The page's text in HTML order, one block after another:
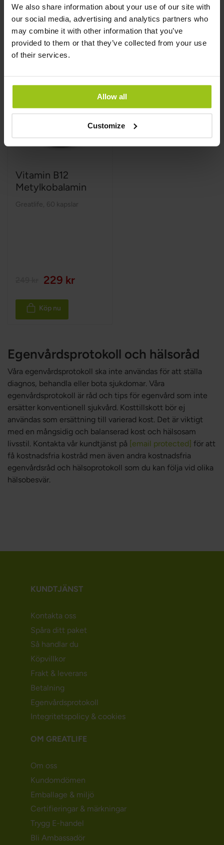
We also share information about your use of our site with
our social media, advertising and analytics partners who
may combine it with other information that you’ve
provided to them or that they’ve collected from your use
of their services.
Allow all
Customize
Köp nu Köp nu
Vitamin B12
Metylkobalamin
Greatlife 60 kapslar
229 kr
Köp nu
Egenvårdsprotokoll och hälsoråd
Våra egenvårdsprotokoll ska inte användas för att ställa
diagnos, behandla eller bota sjukdomar. Våra
egenvårdsprotokoll är råd och tips för egenvård som inte
ersätter konventionell sjukvård. Kosttillskott bör ej
användas som ersättning till varierad kost. Det är viktigt
med en mångsidig och balanserad kost och hälsosam
livsstil. Kontakta vår kundtjänst på [email protected] för att
få kostnadsfria kostråd men även andra kostnadsfria
egenvårdsråd och hälsoprotokoll som du kan följa vid olika
hälsobesvär.
KUNDTJÄNST
Kontakta oss
Spåra ditt paket
Så handlar du
Köpvillkor
Frakt & leverans
Betalning
Egenvårdsprotokoll
Integritetspolicy & cookies
OM GREATLIFE
Om oss
Kundomdömen
Emballage & miljö
Certifieringar & märkningar
Trygg E-handel
Bli Ambassadör